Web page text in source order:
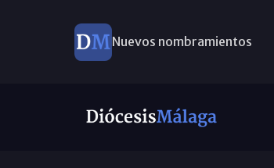
Nuevos nombramientos